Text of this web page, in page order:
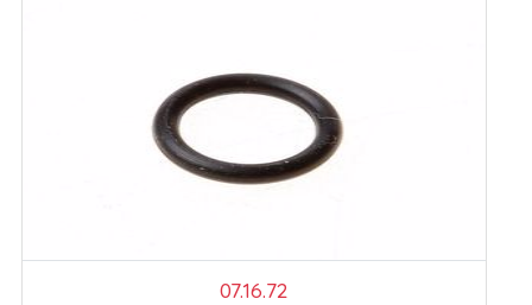
07.16.72